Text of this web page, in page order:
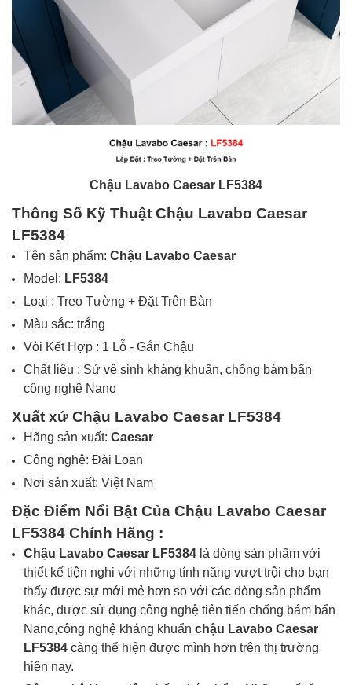
Chậu Lavabo Caesar LF5384
Thông Số Kỹ Thuật Chậu Lavabo Caesar
LF5384
Tên sản phẩm: Chậu Lavabo Caesar
Model: LF5384
Loại : Treo Tường + Đặt Trên Bàn
Màu sắc: trắng
Vòi Kết Hợp : 1 Lỗ - Gắn Chậu
Chất liệu : Sứ vệ sinh kháng khuẩn, chống bám bẩn
công nghệ Nano
Xuất xứ Chậu Lavabo Caesar LF5384
Hãng sản xuất: Caesar
Công nghệ: Đài Loan
Nơi sản xuất: Việt Nam
Đặc Điểm Nổi Bật Của Chậu Lavabo Caesar
LF5384 Chính Hãng :
Chậu Lavabo Caesar LF5384 là dòng sản phẩm với
thiết kế tiện nghi với những tính năng vượt trội cho bạn
thấy được sự mới mẻ hơn so với các dòng sản phẩm
khác, được sử dụng công nghệ tiên tiến chống bám bẩn
Nano,công nghệ kháng khuẩn chậu Lavabo Caesar
LF5384 càng thể hiện được mình hơn trên thị trường
hiện nay.